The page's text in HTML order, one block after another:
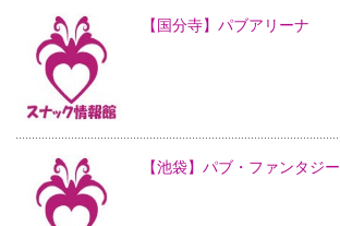
【国分寺】パブアリーナ
【池袋】パブ・ファンタジー